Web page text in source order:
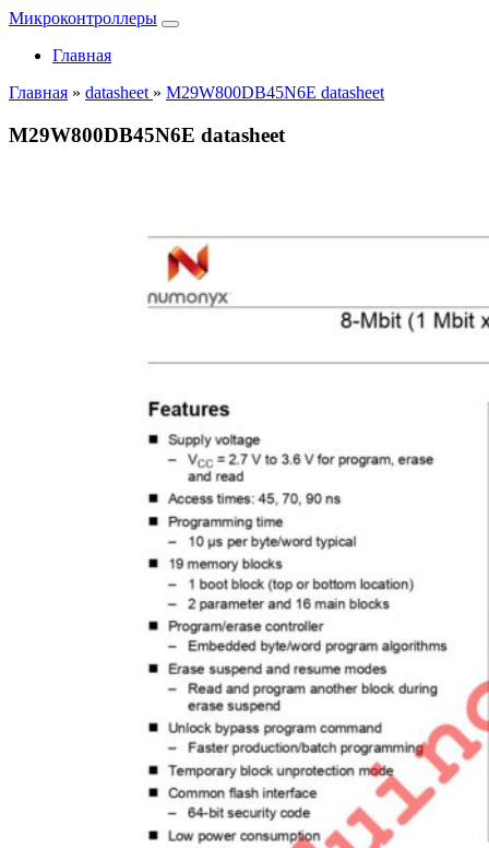
Микроконтроллеры
Главная
Главная » datasheet » M29W800DB45N6E datasheet
M29W800DB45N6E datasheet